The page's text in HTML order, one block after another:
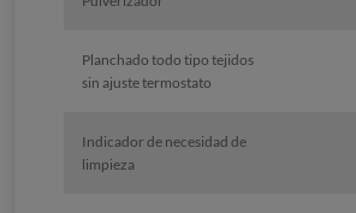
Planchado todo tipo tejidos
sin ajuste termostato
Indicador de necesidad de
limpieza